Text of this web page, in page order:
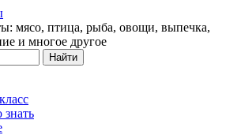
мясо, птица, рыба, овощи, выпечка,
и многое другое
знать